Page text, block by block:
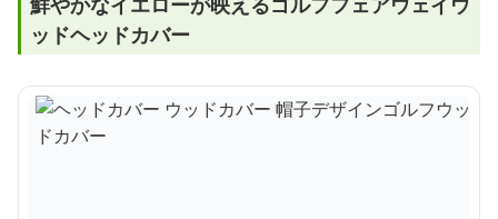
ッドヘッドカバー